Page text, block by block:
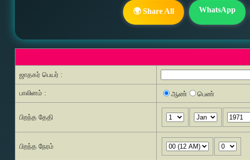
🌍 Share All WhatsApp
ஜாதகர் பெயர் :
பாலினம் : ஆண் பெண்
பிறந்த தேதி
பிறந்த நேரம்